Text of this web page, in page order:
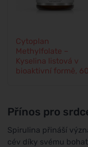
Cytoplan
Methylfolate –
Kyselina listová v
bioaktivní formě, 60
Přínos pro
Spirulina přináší
cév díky svému